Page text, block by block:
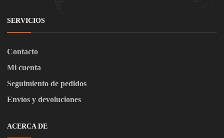
SERVICIOS
Contacto
Mi cuenta
Seguimiento de pedidos
Envíos y devoluciones
ACERCA DE